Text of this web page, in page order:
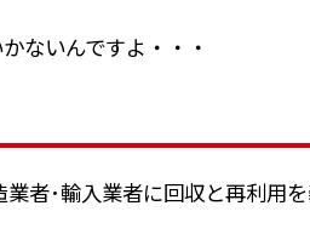
ないんですよ・・・
者･輸入業者に回収と再利用を